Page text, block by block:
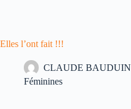
Elles l’ont fait !!!
CLAUDE BAUDUIN
Féminines